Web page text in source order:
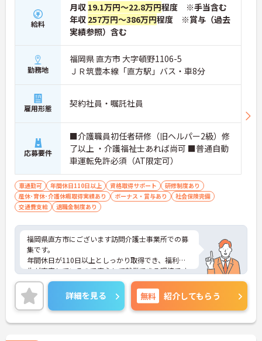
給料
月収 19.1万円～22.8万円程度 ※手当含む
年収 257万円～386万円程度 ※賞与（過去
実績参照）含む
勤務地
福岡県 直方市 大字頓野1106-5
ＪＲ筑豊本線「直方駅」バス・車8分
雇用形態 契約社員・嘱託社員
応募要件
■介護職員初任者研修（旧ヘルパー2級）修
了以上 ・介護福祉士あれば尚可 ■普通自動
車運転免許必須（AT限定可）
車通勤可 年間休日110日以上 資格取得サポート
研修制度あり
産休･育休･介護休暇取得実績あり
ボーナス・賞与あり
社会保険完備
交通費支給
退職金制度あり
福岡県直方市にございます訪問介護士事業所での募
集です。
年間休日が110日以上としっかり取得でき、福利厚
生が充実しているので安心して就業できる環境です
◎
ご興味ある方には、面接対策ポイントなど、さらに
詳細をお話しいたしますのでお気軽にご相談くださ
い。
詳細を見る 無料 紹介してもらう